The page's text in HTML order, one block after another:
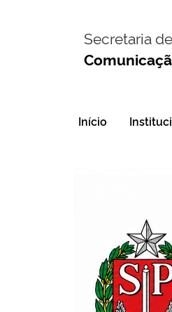
Secretaria de
Início